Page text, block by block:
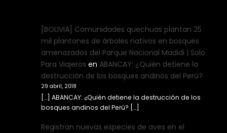
[BOLIVIA] Comunidades quechuas plantan 25
mil plantones de árboles nativos en bosques
amenazados del Parque Nacional Madidi | Solo
Para Viajeros en ABANCAY: ¿Quién detiene la
destrucción de los bosques andinos del Perú?
29 abril, 2018
[…] ABANCAY: ¿Quién detiene la destrucción de los
bosques andinos del Perú? […]
Registran nuevas especies de aves en el